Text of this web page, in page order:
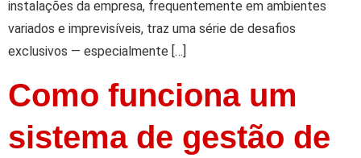
instalações da empresa, frequentemente em ambientes
variados e imprevisíveis, traz uma série de desafios
exclusivos — especialmente […]
Como funciona um
sistema de gestão de